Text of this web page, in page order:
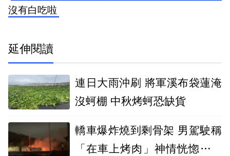
沒有白吃啦
延伸閱讀
連日大雨沖刷 將軍溪布袋蓮淹
沒蚵棚 中秋烤蚵恐缺貨
轎車爆炸燒到剩骨架 男駕駛稱
「在車上烤肉」神情恍惚被救